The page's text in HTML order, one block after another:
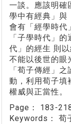
一談。應該明確
學中有經典」與
會有「經學時代
「子學時代」
代」的經生 則
不能以後世的眼
「荀子傳經」
動，利用荀子填
權威與正當性。
Page： 183-
Keywords： 荀